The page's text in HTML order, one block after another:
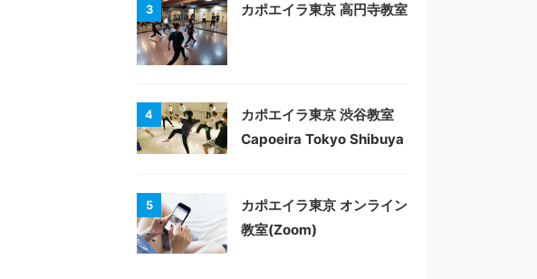
3 カポエイラ東京 高円寺教室
4
カポエイラ東京 渋谷教室
Capoeira Tokyo Shibuya
5
カポエイラ東京 オンライン
教室(Zoom)